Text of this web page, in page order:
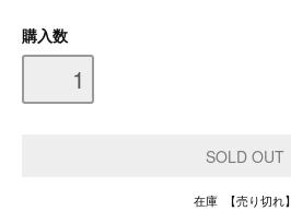
購入数
在庫 【売り切れ】